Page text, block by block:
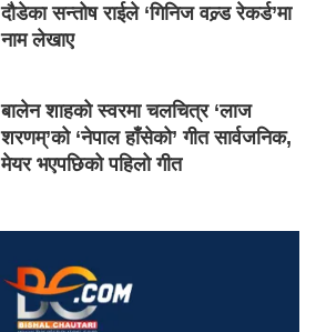
दौडेका सन्तोष राईले ‘गिनिज वल्र्ड रेकर्ड’मा
नाम लेखाए
बालेन शाहको स्वरमा चलचित्र ‘लाज
शरणम्’को ‘नेपाल हाँसेको’ गीत सार्वजनिक,
मेयर भएपछिको पहिलो गीत